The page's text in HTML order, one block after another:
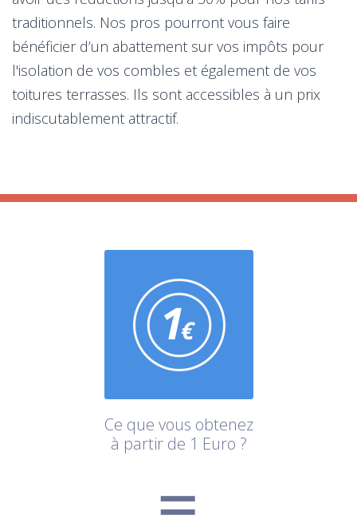
traditionnels. Nos pros pourront vous faire
bénéficier d’un abattement sur vos impôts pour
l'isolation de vos combles et également de vos
toitures terrasses. Ils sont accessibles à un prix
indiscutablement attractif.
Ce que vous obtenez
à partir de 1 Euro ?